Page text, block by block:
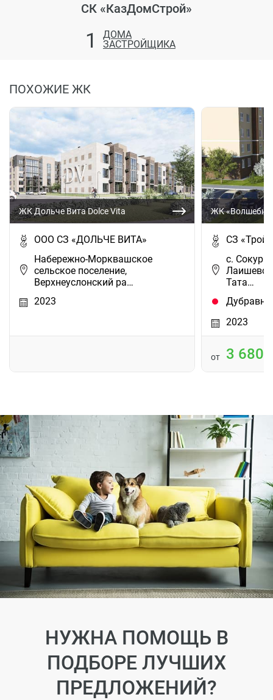
СК «КазДомСтрой»
1
ДОМА
ЗАСТРОЙЩИКА
ПОХОЖИЕ ЖК
ЖК Дольче Вита Dolce Vita
ООО СЗ «ДОЛЬЧЕ ВИТА»
Набережно-Морквашское
cельское поселение,
Верхнеуслонский ра…
2023
ЖК
СЗ
с.
Тата…
2023
от 3 680
НУЖНА ПОМОЩЬ В
ПОДБОРЕ ЛУЧШИХ
ПРЕДЛОЖЕНИЙ?